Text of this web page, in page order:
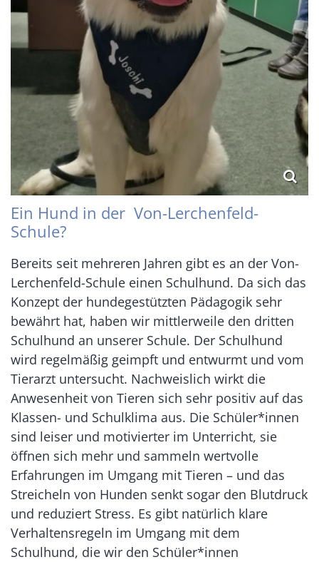
Ein Hund in der Von-Lerchenfeld-
Schule?
Bereits seit mehreren Jahren gibt es an der Von-
Lerchenfeld-Schule einen Schulhund. Da sich das
Konzept der hundegestützten Pädagogik sehr
bewährt hat, haben wir mittlerweile den dritten
Schulhund an unserer Schule. Der Schulhund
wird regelmäßig geimpft und entwurmt und vom
Tierarzt untersucht. Nachweislich wirkt die
Anwesenheit von Tieren sich sehr positiv auf das
Klassen- und Schulklima aus. Die Schüler*innen
sind leiser und motivierter im Unterricht, sie
öffnen sich mehr und sammeln wertvolle
Erfahrungen im Umgang mit Tieren – und das
Streicheln von Hunden senkt sogar den Blutdruck
und reduziert Stress. Es gibt natürlich klare
Verhaltensregeln im Umgang mit dem
Schulhund, die wir den Schüler*innen